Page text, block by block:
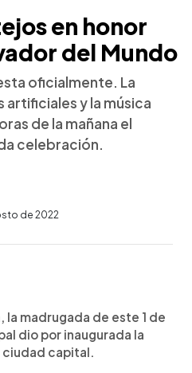
en honor
del Mundo
oficialmente. La
y la música
de la mañana el
celebración.
de 2022
madrugada de este 1 de
dio por inaugurada la
capital.